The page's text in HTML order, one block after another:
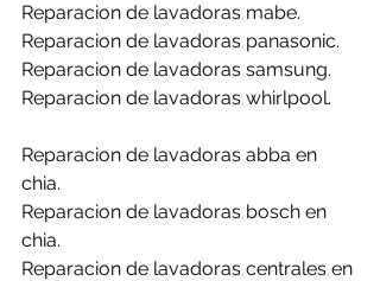
Reparacion de lavadoras mabe.
Reparacion de lavadoras panasonic.
Reparacion de lavadoras samsung.
Reparacion de lavadoras whirlpool.
Reparacion de lavadoras abba en
chia.
Reparacion de lavadoras bosch en
chia.
Reparacion de lavadoras centrales en